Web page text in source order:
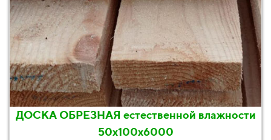
ДОСКА ОБРЕЗНАЯ естественной влажности
50х100х6000